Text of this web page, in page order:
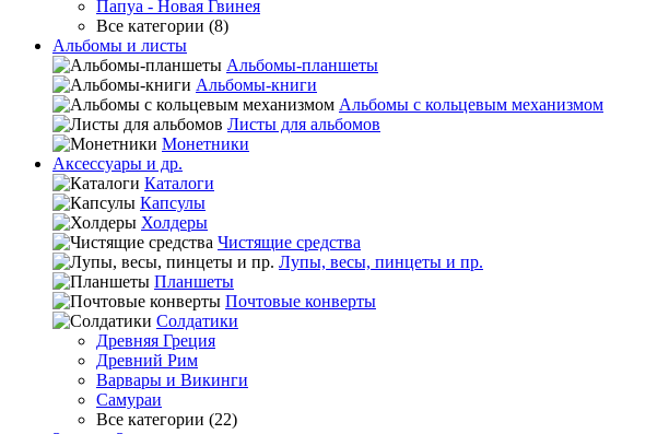
Папуа - Новая Гвинея
Все категории (8)
Альбомы и листы
Альбомы-планшеты
Альбомы-книги
Альбомы с кольцевым механизмом
Листы для альбомов
Монетники
Аксессуары и др.
Каталоги
Капсулы
Холдеры
Чистящие средства
Лупы, весы, пинцеты и пр.
Планшеты
Почтовые конверты
Солдатики
Древняя Греция
Древний Рим
Варвары и Викинги
Самураи
Все категории (22)